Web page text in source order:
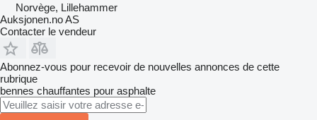
Norvège, Lillehammer
Auksjonen.no AS
Contacter le vendeur
Abonnez-vous pour recevoir de nouvelles annonces de cette
rubrique
bennes chauffantes pour asphalte